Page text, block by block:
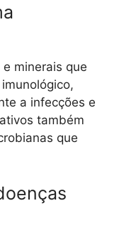
minerais que
a infecções e
também
que